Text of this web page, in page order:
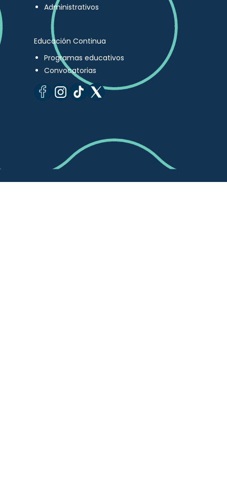
Administrativos
Educación Continua
Programas educativos
Convocatorias